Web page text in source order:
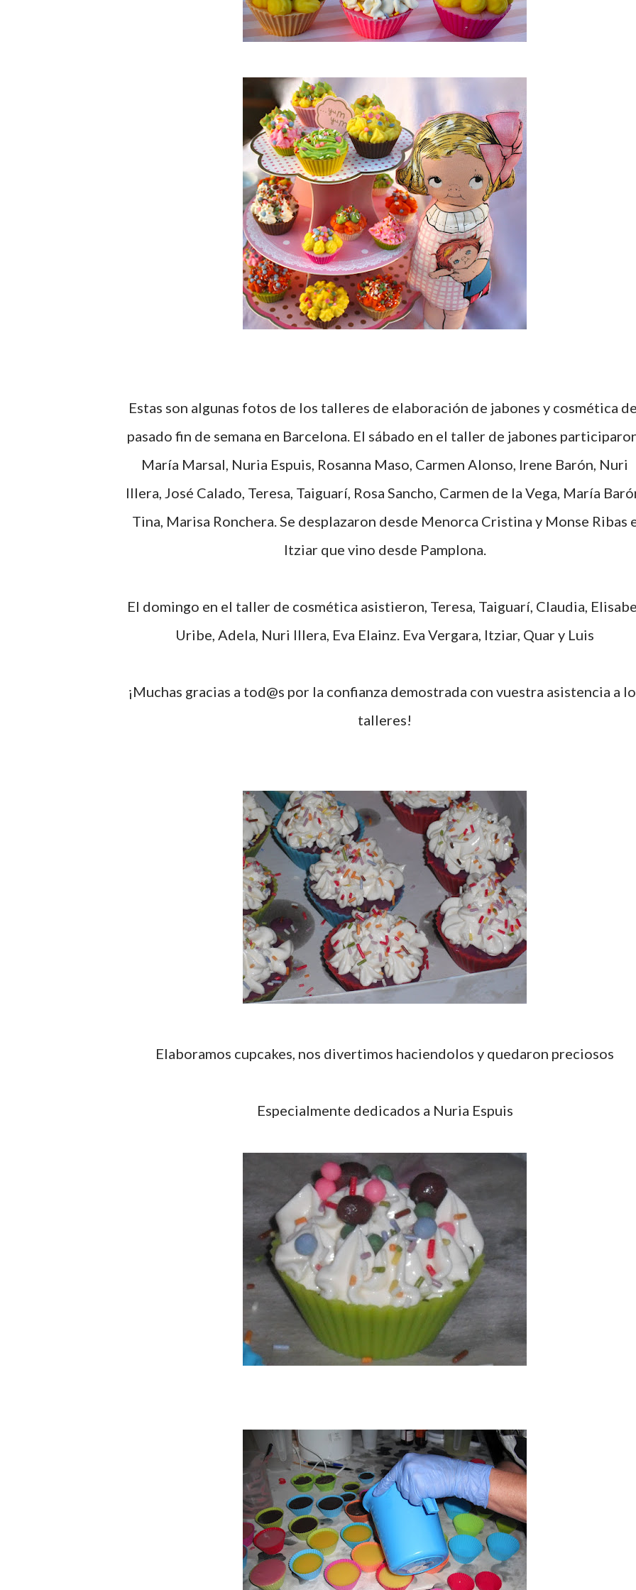
Estas son algunas fotos de los talleres de elaboración de jabones y cosmética del
pasado fin de semana en Barcelona. El sábado en el taller de jabones
María Marsal, Nuria Espuis, Rosanna Maso, Carmen Alonso, Irene Barón, Nuri
Illera, José Calado, Teresa, Taiguarí, Rosa Sancho, Carmen de la Vega, María
Tina, Marisa Ronchera. Se desplazaron desde Menorca Cristina y Monse Ribas
Itziar que vino desde Pamplona.
El domingo en el taller de cosmética asistieron, Teresa, Taiguarí, Claudia,
Uribe, Adela, Nuri Illera, Eva Elainz. Eva Vergara, Itziar, Quar y Luis
¡Muchas gracias a tod@s por la confianza demostrada con vuestra asistencia a
talleres!
Elaboramos cupcakes, nos divertimos haciendolos y quedaron preciosos
Especialmente dedicados a Nuria Espuis